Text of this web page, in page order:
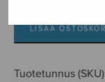
(Klemetti)
määrä
LISÄÄ
Tuotetunnus